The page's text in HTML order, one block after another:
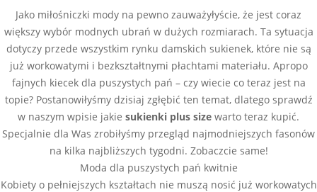
Jako miłośniczki mody na pewno zauważyłyście, że jest coraz
większy wybór modnych ubrań w dużych rozmiarach. Ta sytuacja
dotyczy przede wszystkim rynku damskich sukienek, które nie są
już workowatymi i bezkształtnymi płachtami materiału. Apropo
fajnych kiecek dla puszystych pań – czy wiecie co teraz jest na
topie? Postanowiłyśmy dzisiaj zgłębić ten temat, dlatego sprawdź
w naszym wpisie jakie sukienki plus size warto teraz kupić.
Specjalnie dla Was zrobiłyśmy przegląd najmodniejszych fasonów
na kilka najbliższych tygodni. Zobaczcie same!
Moda dla puszystych pań kwitnie
Kobiety o pełniejszych kształtach nie muszą nosić już workowatych